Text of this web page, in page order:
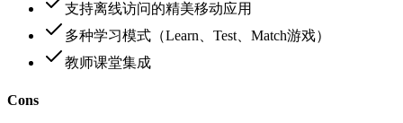
支持离线访问的精美移动应用
多种学习模式（Learn、Test、Match游戏）
教师课堂集成
Cons